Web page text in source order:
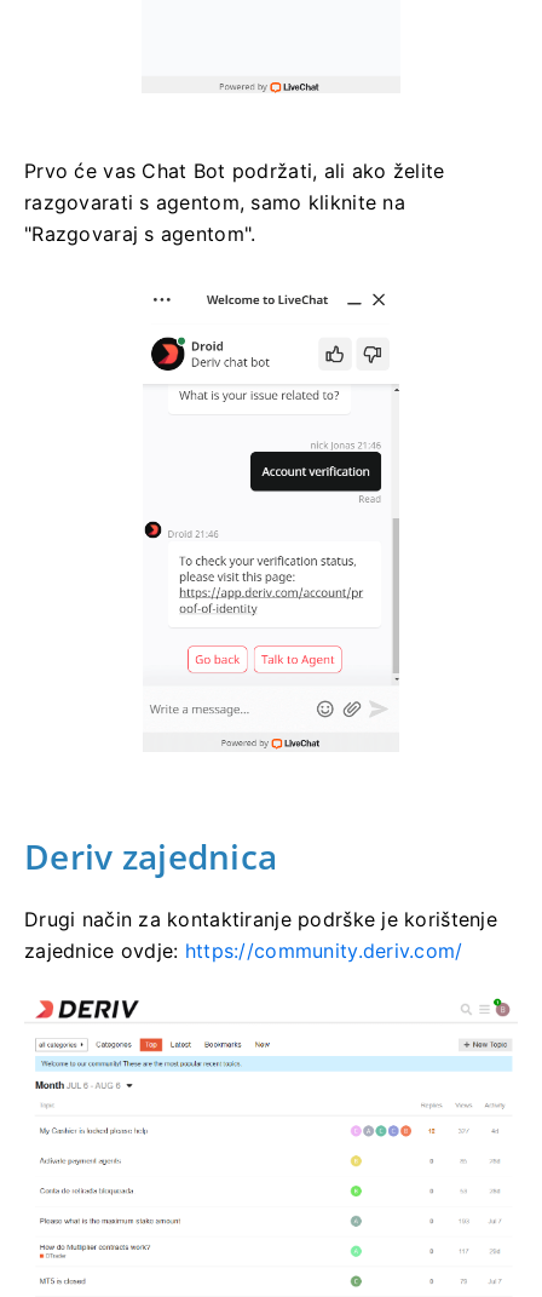
Prvo će vas Chat Bot podržati, ali ako želite
razgovarati s agentom, samo kliknite na
"Razgovaraj s agentom".
Deriv zajednica
Drugi način za kontaktiranje podrške je korištenje
zajednice ovdje: https://community.deriv.com/